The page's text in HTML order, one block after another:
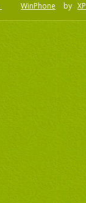
WinPhone by